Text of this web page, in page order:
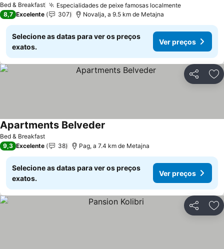
Bed & Breakfast Especialidades de peixe famosas localmente
8,7 Excelente 307 Novalja, a 9.5 km de Metajna
Selecione as datas para ver os preços
exatos.
Ver preços
Partilhar
Bed & Breakfast
Apartments Belveder
9,3 Excelente 38 Pag, a 7.4 km de Metajna
Selecione as datas para ver os preços
exatos.
Ver preços
Partilhar